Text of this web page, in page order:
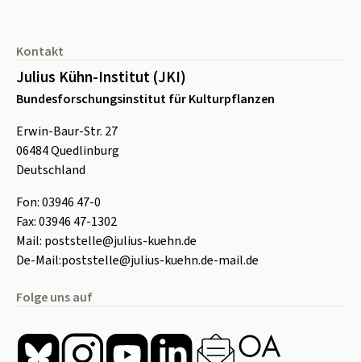
Kontakt
Julius Kühn-Institut (JKI)
Bundesforschungsinstitut für Kulturpflanzen
Erwin-Baur-Str. 27
06484Quedlinburg
Deutschland
Fon:03946 47-0
Fax:03946 47-1302
Mail: poststelle@julius-kuehn.de
De-Mail:poststelle@julius-kuehn.de-mail.de
Folge uns auf